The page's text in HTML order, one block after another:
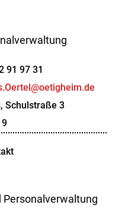
91 97 31
Schulstraße 3
Personalverwaltung